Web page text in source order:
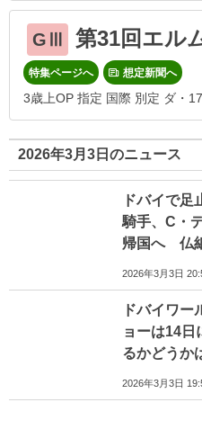
GⅢ 第31回エル
特集ページへ 想定新聞へ
3歳上OP 指定 国際 別定 ダ・
2026年3月3日のニュース
ドバイで
騎手、C・
帰国へ 仏
2026年3月3日
ドバイワ
ョーは14日
るかどうか
2026年3月3日